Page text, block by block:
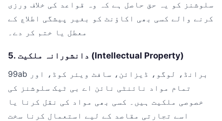
سلوشنز کو یہ حق حاصل ہے کہ وہ قواعد کی خلاف ورزی
کرنے والے کسی بھی اکاؤنٹ کو بغیر پیشگی اطلاع کے
معطل یا ختم کر دے۔
5. دانشورانہ ملکیت (Intellectual Property)
99ab برانڈ، لوگو، ڈیزائن، سافٹ ویئر کوڈ، اور
تمام مواد نائنٹی نائن اے بی ٹیک سلوشنز کی
خصوصی ملکیت ہیں۔ کسی بھی مواد کی نقل کرنا یا
اسے تجارتی مقاصد کے لیے استعمال کرنا سخت